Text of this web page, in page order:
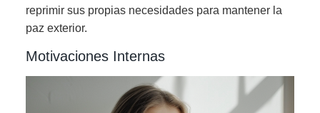
reprimir sus propias necesidades para mantener la
paz exterior.
Motivaciones Internas